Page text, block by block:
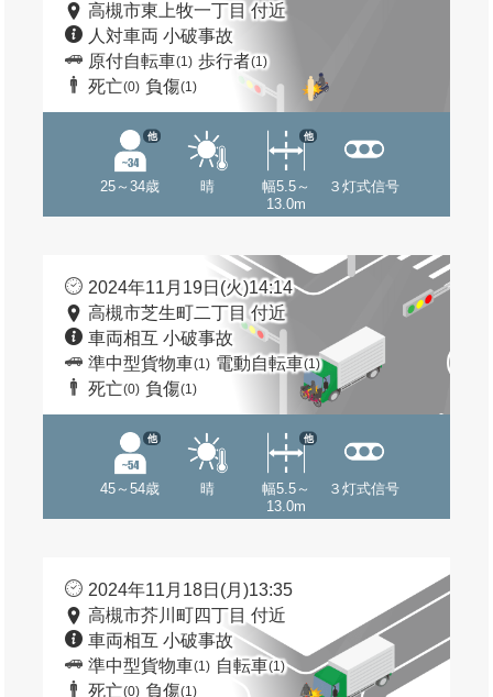
高槻市東上牧一丁目 付近
人対車両 小破事故
原付自転車(1) 歩行者(1)
死亡(0) 負傷(1)
25～34歳
他
晴
幅5.5～
13.0m
他
３灯式信号
2024年11月19日(火)14:14
高槻市芝生町二丁目 付近
車両相互 小破事故
準中型貨物車(1) 電動自転車(1)
死亡(0) 負傷(1)
45～54歳
他
晴
幅5.5～
13.0m
他
３灯式信号
2024年11月18日(月)13:35
高槻市芥川町四丁目 付近
車両相互 小破事故
準中型貨物車(1) 自転車(1)
死亡(0) 負傷(1)